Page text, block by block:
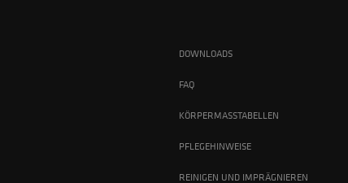
DOWNLOADS
FAQ
KÖRPERMASSTABELLEN
PFLEGEHINWEISE
REINIGEN UND IMPRÄGNIEREN